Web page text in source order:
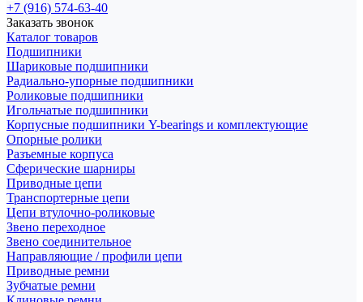
+7 (916) 574-63-40
Заказать звонок
Каталог товаров
Подшипники
Шариковые подшипники
Радиально-упорные подшипники
Роликовые подшипники
Игольчатые подшипники
Корпусные подшипники Y-bearings и комплектующие
Опорные ролики
Разъемные корпуса
Сферические шарниры
Приводные цепи
Транспортерные цепи
Цепи втулочно-роликовые
Звено переходное
Звено соединительное
Направляющие / профили цепи
Приводные ремни
Зубчатые ремни